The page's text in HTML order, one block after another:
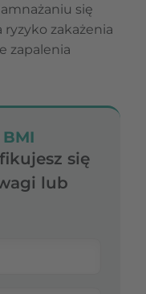
się
zakażenia
zapalenia
się
lub